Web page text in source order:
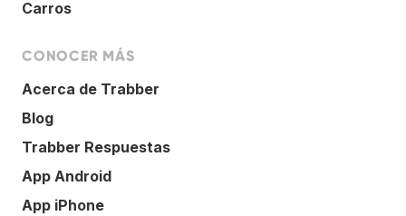
Carros
CONOCER MÁS
Acerca de Trabber
Blog
Trabber Respuestas
App Android
App iPhone